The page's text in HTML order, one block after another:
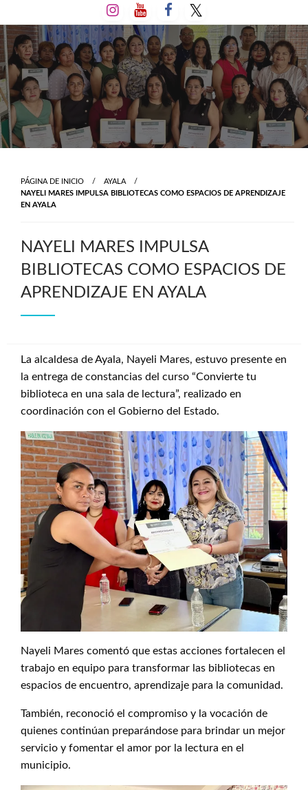
al
contenido
PÁGINA DE INICIO
AYALA
NAYELI MARES IMPULSA BIBLIOTECAS COMO ESPACIOS DE APRENDIZAJE
EN AYALA
NAYELI MARES IMPULSA
BIBLIOTECAS COMO ESPACIOS DE
APRENDIZAJE EN AYALA
La alcaldesa de Ayala, Nayeli Mares, estuvo presente en
la entrega de constancias del curso “Convierte tu
biblioteca en una sala de lectura”, realizado en
coordinación con el Gobierno del Estado.
Nayeli Mares comentó que estas acciones fortalecen el
trabajo en equipo para transformar las bibliotecas en
espacios de encuentro, aprendizaje para la comunidad.
También, reconoció el compromiso y la vocación de
quienes continúan preparándose para brindar un mejor
servicio y fomentar el amor por la lectura en el
municipio.